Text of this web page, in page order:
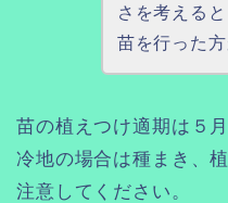
さを考える
苗を行った方
苗の植えつけ適期は５
冷地の場合は種まき、
注意してください。